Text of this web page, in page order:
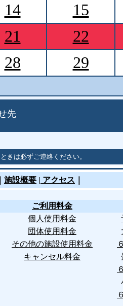
14
15
21
22
28 29
先
きは必ずご連絡ください。
施設概要 | アクセス
ご利用料金
個人使用料金
団体使用料金
その他の施設使用料金
キャンセル料金